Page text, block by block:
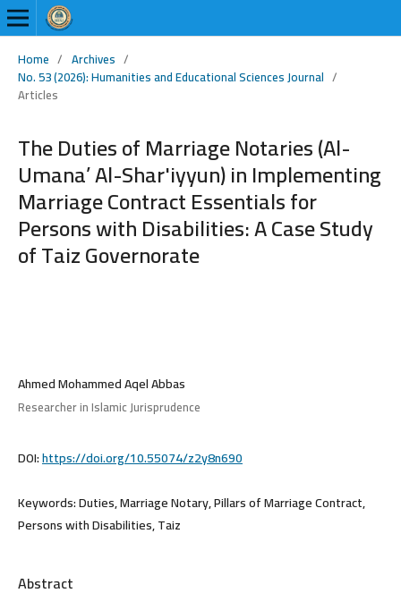
Home / Archives /
No. 53 (2026): Humanities and Educational Sciences Journal /
Articles
The Duties of Marriage Notaries (Al-
Umana’ Al-Shar'iyyun) in Implementing
Marriage Contract Essentials for
Persons with Disabilities: A Case Study
of Taiz Governorate
Ahmed Mohammed Aqel Abbas
Researcher in Islamic Jurisprudence
DOI:https://doi.org/10.55074/z2y8n690
Keywords:Duties, Marriage Notary, Pillars of Marriage Contract,
Persons with Disabilities, Taiz
Abstract